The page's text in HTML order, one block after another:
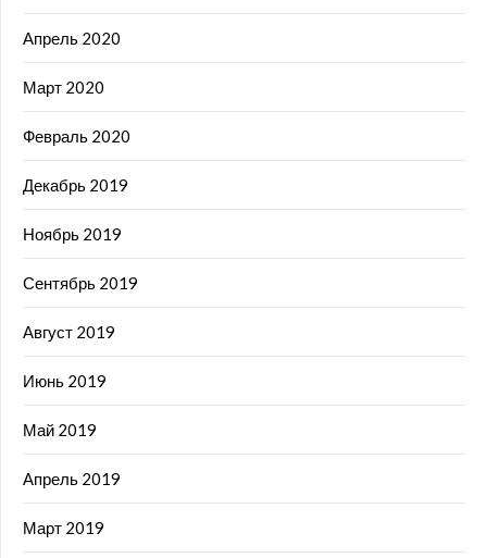
Апрель 2020
Март 2020
Февраль 2020
Декабрь 2019
Ноябрь 2019
Сентябрь 2019
Август 2019
Июнь 2019
Май 2019
Апрель 2019
Март 2019